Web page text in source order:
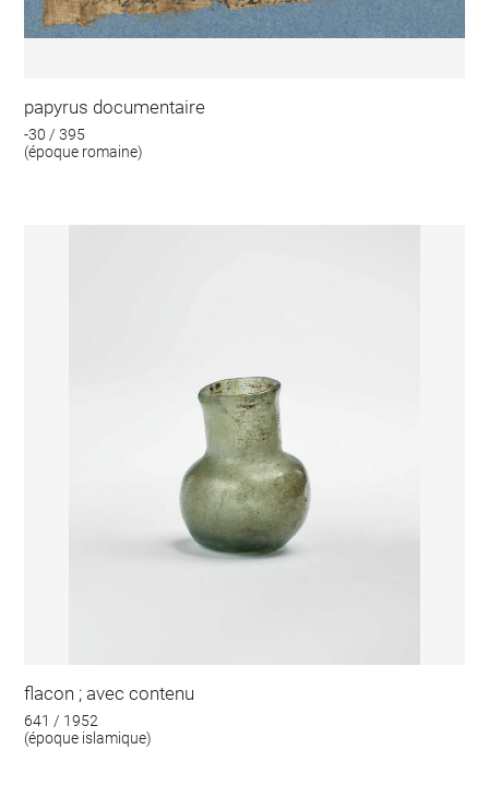
papyrus documentaire
-30 / 395
(époque romaine)
flacon ; avec contenu
641 / 1952
(époque islamique)